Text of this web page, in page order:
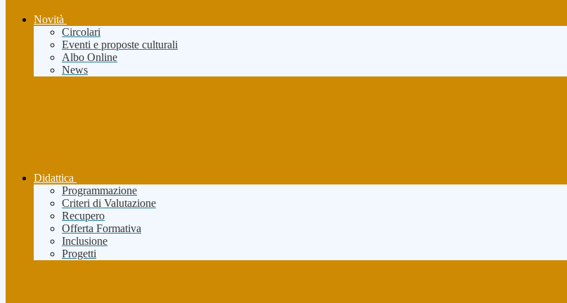
Novità
Circolari
Eventi e proposte culturali
Albo Online
News
Didattica
Programmazione
Criteri di Valutazione
Recupero
Offerta Formativa
Inclusione
Progetti